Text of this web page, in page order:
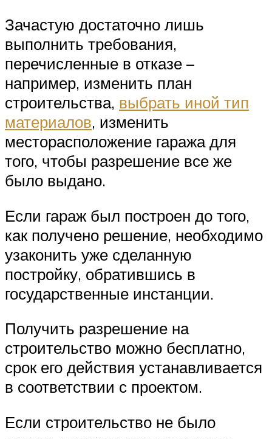
Зачастую достаточно лишь
выполнить требования,
перечисленные в отказе –
например, изменить план
строительства, выбрать иной тип
материалов, изменить
месторасположение гаража для
того, чтобы разрешение все же
было выдано.
Если гараж был построен до того,
как получено решение, необходимо
узаконить уже сделанную
постройку, обратившись в
государственные инстанции.
Получить разрешение на
строительство можно бесплатно,
срок его действия устанавливается
в соответствии с проектом.
Если строительство не было